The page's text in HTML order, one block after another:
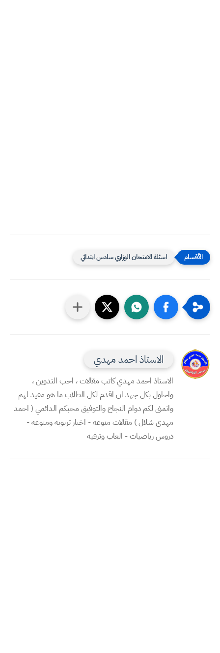
اسئلة الامتحان الوزاري سادس ابتدائي
الاستاذ احمد مهدي
الاستاذ احمد مهدي كاتب مقالات ، احب التدوين ،
واحاول بكل جهد ان اقدم لكل الطلاب ما هو مفيد لهم
واتمنى لكم دوام النجاح والتوفيق محبكم الدائمي ( احمد
مهدي شلال ) مقالات منوعه - اخبار تربويه ومنوعه -
دروس رياضيات - العاب وترفيه